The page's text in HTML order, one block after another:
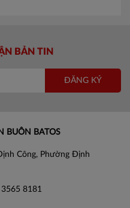
BẢN TIN
ĐĂNG KÝ
BUÔN BATOS
Công, Phường Định
8181